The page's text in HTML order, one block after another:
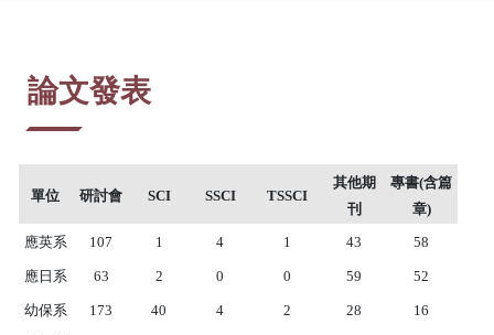
論文發表
單位 研討會 SCI SSCI TSSCI
其他期
刊
專書(含篇
章)
應英系
107 1 4 1 43 58
應日系 63 2 0 0 59 52
幼保系 173 40 4 2 28 16